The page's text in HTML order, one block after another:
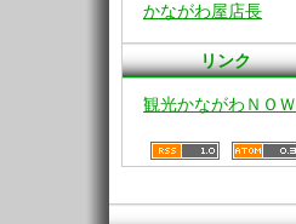
かながわ屋店長
リンク
観光かながわＮＯＷ